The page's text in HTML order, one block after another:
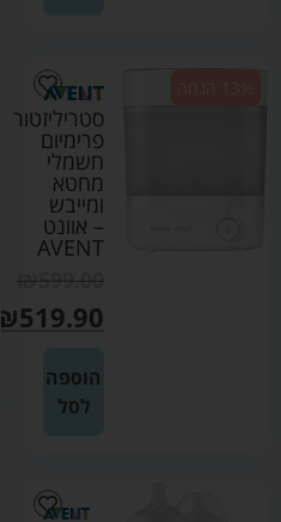
סטריליזטור
פרימיום
חשמלי
מחטא
ומייבש
– אוונט
AVENT
₪599.00
₪519.90
הוספה
לסל